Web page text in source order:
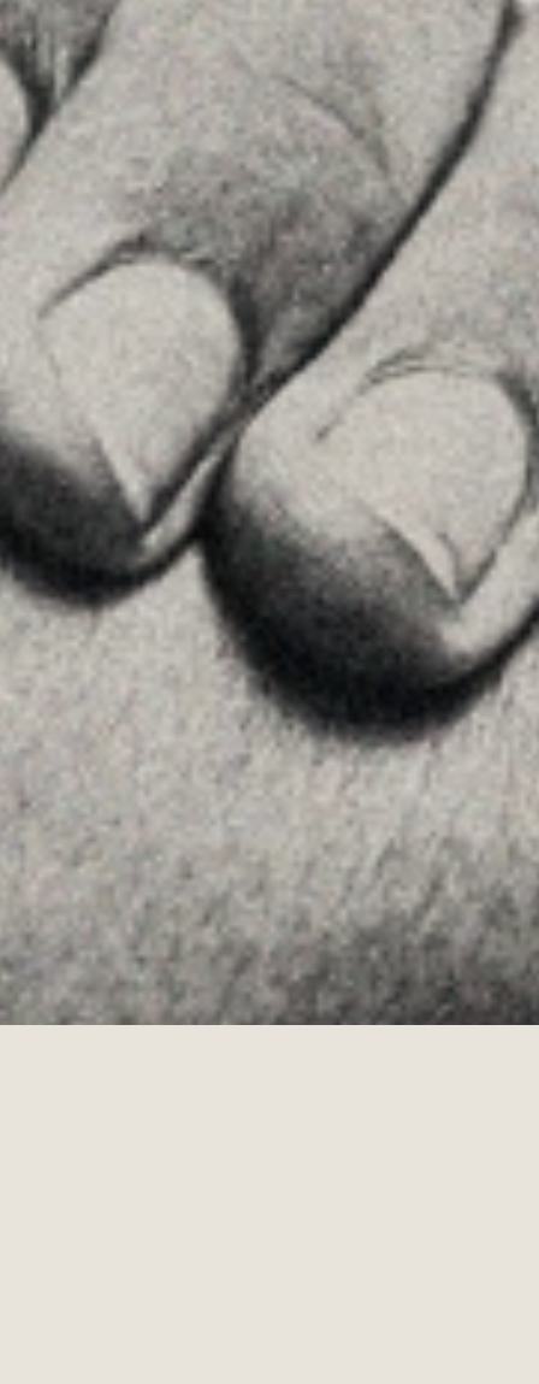
+34 915759925
See on GoogleMaps
Home
About Us
Insights
Contact
FOLLOW US
Linkedin
Instagram
Youtube
Allyon — Barcelona, Spain
Copyrights © 2026 LEGAL NOTICE
COOKIES POLICY PRIVACY POLICY·